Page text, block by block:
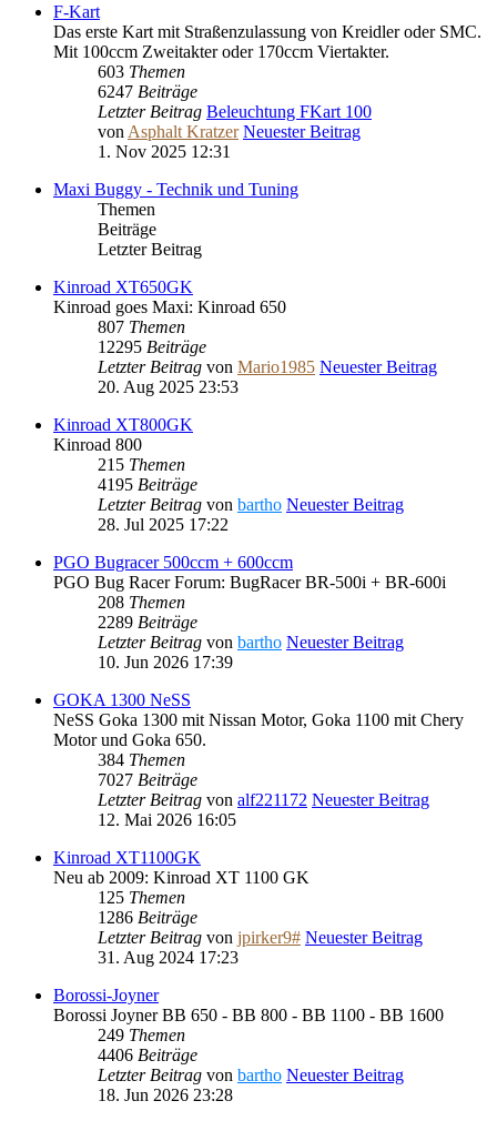
F-Kart
Das erste Kart mit Straßenzulassung von Kreidler oder SMC.
Mit 100ccm Zweitakter oder 170ccm Viertakter.
603 Themen
6247 Beiträge
Letzter Beitrag Beleuchtung FKart 100
von Asphalt Kratzer Neuester Beitrag
1. Nov 2025 12:31
Maxi Buggy - Technik und Tuning
Themen
Beiträge
Letzter Beitrag
Kinroad XT650GK
Kinroad goes Maxi: Kinroad 650
807 Themen
12295 Beiträge
Letzter Beitrag von Mario1985 Neuester Beitrag
20. Aug 2025 23:53
Kinroad XT800GK
Kinroad 800
215 Themen
4195 Beiträge
Letzter Beitrag von bartho Neuester Beitrag
28. Jul 2025 17:22
PGO Bugracer 500ccm + 600ccm
PGO Bug Racer Forum: BugRacer BR-500i + BR-600i
208 Themen
2289 Beiträge
Letzter Beitrag von bartho Neuester Beitrag
10. Jun 2026 17:39
GOKA 1300 NeSS
NeSS Goka 1300 mit Nissan Motor, Goka 1100 mit Chery
Motor und Goka 650.
384 Themen
7027 Beiträge
Letzter Beitrag von alf221172 Neuester Beitrag
12. Mai 2026 16:05
Kinroad XT1100GK
Neu ab 2009: Kinroad XT 1100 GK
125 Themen
1286 Beiträge
Letzter Beitrag von jpirker9# Neuester Beitrag
31. Aug 2024 17:23
Borossi-Joyner
Borossi Joyner BB 650 - BB 800 - BB 1100 - BB 1600
249 Themen
4406 Beiträge
Letzter Beitrag von bartho Neuester Beitrag
18. Jun 2026 23:28